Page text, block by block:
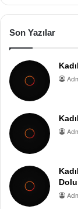
Son Yazılar